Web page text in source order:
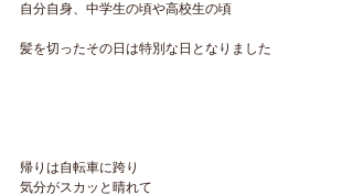
自分自身、中学生の頃や高校生の頃
髪を切ったその日は特別な日となりました
帰りは自転車に跨り
気分がスカッと晴れて